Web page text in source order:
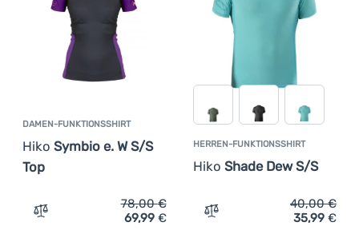
DAMEN-FUNKTIONSSHIRT
Hiko Symbio e. W S/S
Top
Zum Vergleich 'Damen-Funktionsshirt Hiko Symbio e. W
78,00€
69,99 €
HERREN-FUNKTIONSSHIRT
Hiko Shade Dew S/S
Zum Vergleich 'Herren-
40,00€
35,99 €